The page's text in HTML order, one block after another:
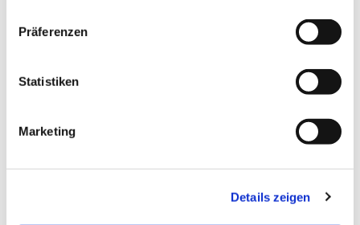
Präferenzen
Statistiken
Marketing
Details zeigen